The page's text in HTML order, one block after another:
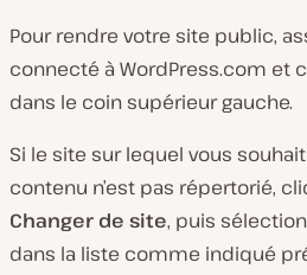
Pour rendre votre site public,
connecté à WordPress.com et
dans le coin supérieur gauche.
Si le site sur lequel vous
contenu n’est pas répertorié,
Changer de site, puis
dans la liste comme indiqué